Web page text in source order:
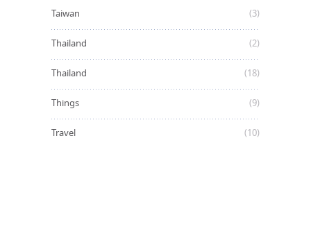
Taiwan (3)
Thailand (2)
Thailand (18)
Things (9)
Travel (10)